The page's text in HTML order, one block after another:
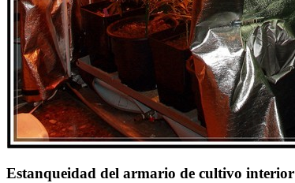
Estanqueidad del armario de cultivo interior